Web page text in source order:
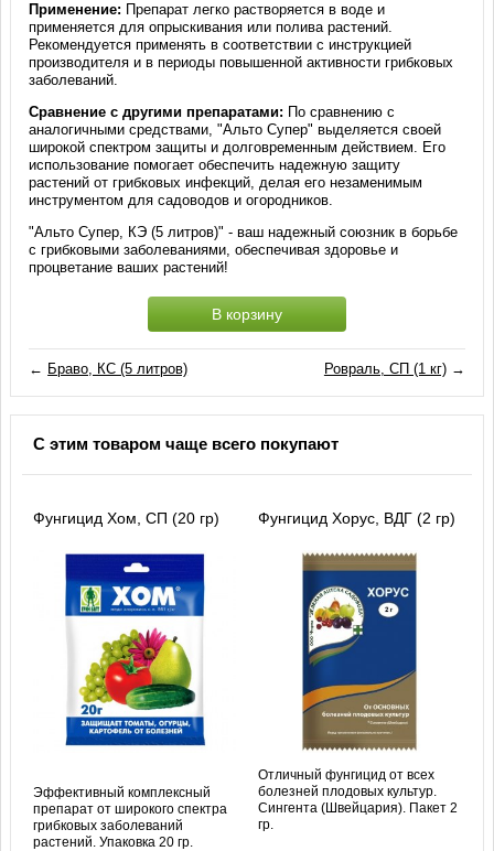
Применение: Препарат легко растворяется в воде и
применяется для опрыскивания или полива растений.
Рекомендуется применять в соответствии с инструкцией
производителя и в периоды повышенной активности грибковых
заболеваний.
Сравнение с другими препаратами: По сравнению с
аналогичными средствами, "Альто Супер" выделяется своей
широкой спектром защиты и долговременным действием. Его
использование помогает обеспечить надежную защиту
растений от грибковых инфекций, делая его незаменимым
инструментом для садоводов и огородников.
"Альто Супер, КЭ (5 литров)" - ваш надежный союзник в борьбе
с грибковыми заболеваниями, обеспечивая здоровье и
процветание ваших растений!
В корзину
← Браво, КС (5 литров) Ровраль, СП (1 кг)→
С этим товаром чаще всего покупают
Фунгицид Хом, СП (20 гр)
Эффективный комплексный
препарат от широкого спектра
грибковых заболеваний
растений. Упаковка 20 гр.
Фунгицид Хорус, ВДГ (2 гр)
Отличный фунгицид от всех
болезней плодовых культур.
Сингента (Швейцария). Пакет 2
гр.